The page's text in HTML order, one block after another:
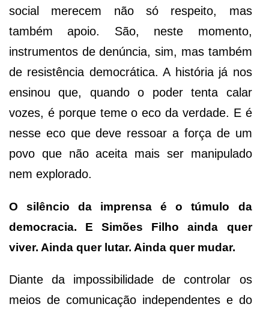
social merecem não só respeito, mas
também apoio. São, neste momento,
instrumentos de denúncia, sim, mas também
de resistência democrática. A história já nos
ensinou que, quando o poder tenta calar
vozes, é porque teme o eco da verdade. E é
nesse eco que deve ressoar a força de um
povo que não aceita mais ser manipulado
nem explorado.
O silêncio da imprensa é o túmulo da
democracia. E Simões Filho ainda quer
viver. Ainda quer lutar. Ainda quer mudar.
Diante da impossibilidade de controlar os
meios de comunicação independentes e do